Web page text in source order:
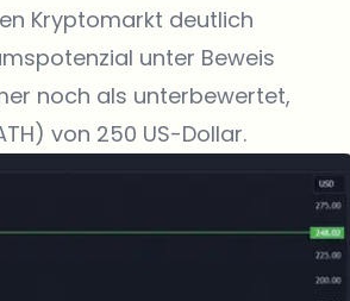
Kryptomarkt deutlich
unter Beweis
noch als unterbewertet,
von 250 US-Dollar.